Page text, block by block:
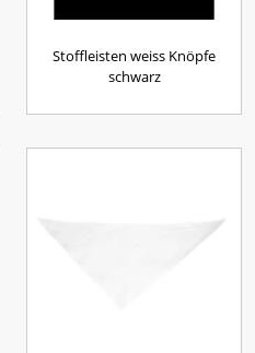
Stoffleisten weiss Knöpfe
schwarz